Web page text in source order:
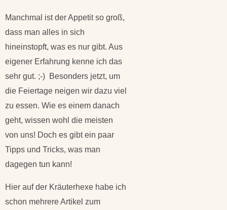
Manchmal ist der Appetit so groß,
dass man alles in sich
hineinstopft, was es nur gibt. Aus
eigener Erfahrung kenne ich das
sehr gut. ;-) Besonders jetzt, um
die Feiertage neigen wir dazu viel
zu essen. Wie es einem danach
geht, wissen wohl die meisten
von uns! Doch es gibt ein paar
Tipps und Tricks, was man
dagegen tun kann!
Hier auf der Kräuterhexe habe ich
schon mehrere Artikel zum